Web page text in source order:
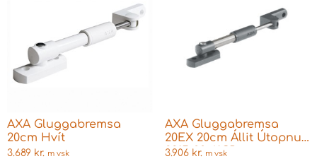
AXA Gluggabremsa
20cm Hvít
3.689 kr. m vsk
AXA Gluggabremsa
20EX 20cm Állit Útopnun
2815-00-61CP
3.906 kr. m vsk